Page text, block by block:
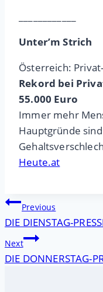
Unter’m Strich
Österreich:
Rekord bei
55.000 Euro
Immer mehr
Hauptgründe
Heute.at
Previous
DIE DIENSTAG-
Next
DIE DONNERSTAG-